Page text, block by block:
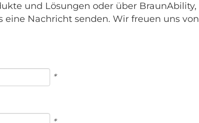
und Lösungen oder über BraunAbility,
Nachricht senden. Wir freuen uns von
*